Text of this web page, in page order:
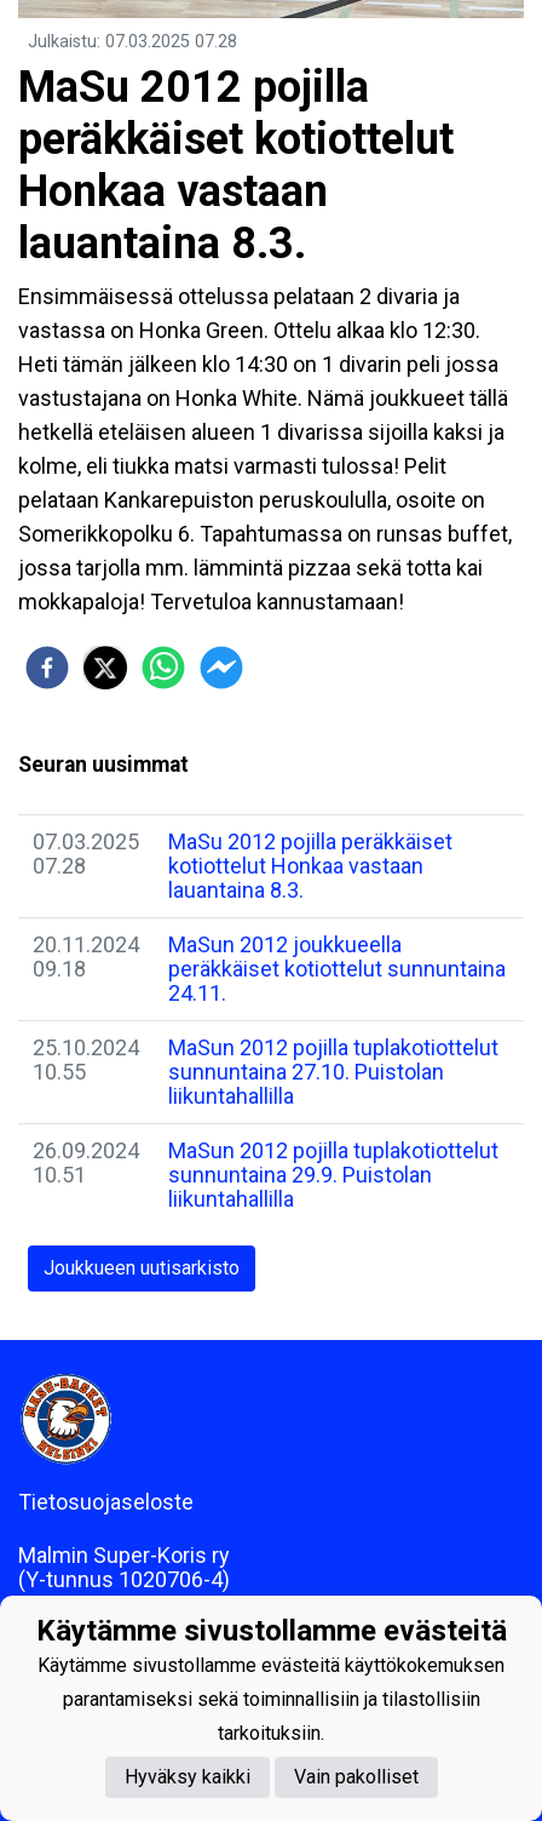
Julkaistu: 07.03.2025 07.28
MaSu 2012 pojilla
peräkkäiset kotiottelut
Honkaa vastaan
lauantaina 8.3.
Ensimmäisessä ottelussa pelataan 2 divaria ja
vastassa on Honka Green. Ottelu alkaa klo 12:30.
Heti tämän jälkeen klo 14:30 on 1 divarin peli jossa
vastustajana on Honka White. Nämä joukkueet tällä
hetkellä eteläisen alueen 1 divarissa sijoilla kaksi ja
kolme, eli tiukka matsi varmasti tulossa! Pelit
pelataan Kankarepuiston peruskoululla, osoite on
Somerikkopolku 6. Tapahtumassa on runsas buffet,
jossa tarjolla mm. lämmintä pizzaa sekä totta kai
mokkapaloja! Tervetuloa kannustamaan!
Seuran uusimmat
07.03.2025
07.28
MaSu 2012 pojilla peräkkäiset
kotiottelut Honkaa vastaan
lauantaina 8.3.
20.11.2024
09.18
MaSun 2012 joukkueella
peräkkäiset kotiottelut sunnuntaina
24.11.
25.10.2024
10.55
MaSun 2012 pojilla tuplakotiottelut
sunnuntaina 27.10. Puistolan
liikuntahallilla
26.09.2024
10.51
MaSun 2012 pojilla tuplakotiottelut
sunnuntaina 29.9. Puistolan
liikuntahallilla
Joukkueen uutisarkisto
Tietosuojaseloste
Malmin Super-Koris ry
(Y-tunnus 1020706-4)
Laskutusosoite: Lallintie 4, 00700 HELSINKI
Powered by
Käytämme sivustollamme evästeitä
Käytämme sivustollamme evästeitä käyttökokemuksen
parantamiseksi sekä toiminnallisiin ja tilastollisiin
tarkoituksiin.
Hyväksy kaikki
Vain pakolliset